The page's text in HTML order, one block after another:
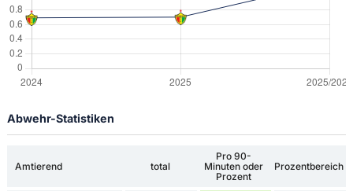
Abwehr-Statistiken
Amtierend total
Pro 90-
Minuten oder
Prozent
Prozentbereich